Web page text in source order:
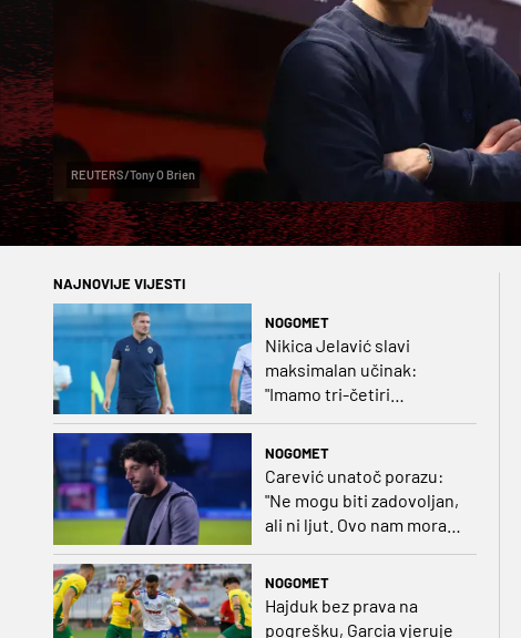
REUTERS/Tony O Brien
NAJNOVIJE VIJESTI
NOGOMET
Nikica Jelavić slavi
maksimalan učinak:
"Imamo tri-četiri
senatora koji vode naš
NOGOMET
Carević unatoč porazu:
"Ne mogu biti zadovoljan,
ali ni ljut. Ovo nam mora
NOGOMET
Hajduk bez prava na
pogrešku, Garcia vjeruje